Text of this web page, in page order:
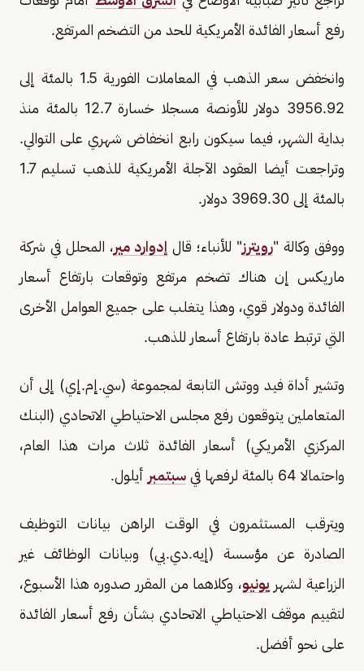
رفع أسعار الفائدة الأمريكية للحد من التضخم المرتفع.
وانخفض سعر الذهب في المعاملات الفورية 1.5 بالمئة إلى
3956.92 دولار للأونصة مسجلا خسارة 12.7 بالمئة منذ
بداية ​الشهر، فيما سيكون رابع انخفاض شهري على التوالي.
وتراجعت أيضا العقود ​الآجلة الأمريكية للذهب تسليم 1.7
بالمئة إلى 3969.30 دولار.
ووفق وكالة "رويترز" للأنباء؛ قال إدوارد مير، المحلل في شركة
ماريكس إن هناك تضخم مرتفع وتوقعات بارتفاع أسعار
الفائدة ودولار قوي، وهذا يتغلب على جميع العوامل الأخرى
التي ترتبط عادة بارتفاع أسعار ​للذهب.
وتشير أداة فيد ووتش التابعة لمجموعة (سي.إم.إي) إلى أن
‌المتعاملين ⁠يتوقعون رفع مجلس الاحتياطي الاتحادي (البنك
المركزي الأمريكي) أسعار الفائدة ثلاث مرات هذا العام،
واحتمالا 64 بالمئة لرفعها في
سبتمبر أيلول.
ويترقب المستثمرون في الوقت الراهن بيانات التوظيف
الصادرة عن مؤسسة (إيه.دي.بي) وبيانات الوظائف غير
الزراعية لشهر يونيو، وكلاهما من المقرر صدوره هذا الأسبوع،
لتقييم موقف ​الاحتياطي الاتحادي بشأن رفع أسعار ​الفائدة
على نحو ⁠أفضل.